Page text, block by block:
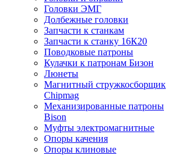
Головки ЭМГ
Долбежные головки
Запчасти к станкам
Запчасти к станку 16К20
Поводковые патроны
Кулачки к патронам Бизон
Люнеты
Магнитный стружкосборщик
Chipmag
Механизированные патроны
Bison
Муфты электромагнитные
Опоры качения
Опоры клиновые